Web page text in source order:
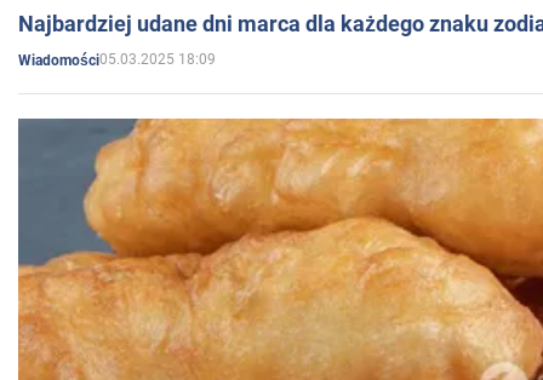
Najbardziej udane dni marca dla każdego znaku
Wiadomości05.03.2025 18:09